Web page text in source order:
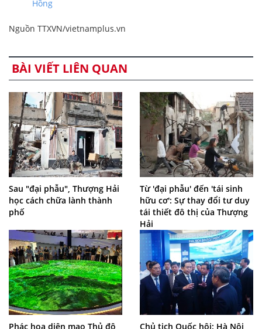
Hồng
Nguồn TTXVN/vietnamplus.vn
BÀI VIẾT LIÊN QUAN
Sau "đại phẫu", Thượng Hải
học cách chữa lành thành
phố
Từ 'đại phẫu' đến 'tái sinh
hữu cơ': Sự thay đổi tư duy
tái thiết đô thị của Thượng
Hải
Phác họa diện mạo Thủ đô
Chủ tịch Quốc hội: Hà Nội